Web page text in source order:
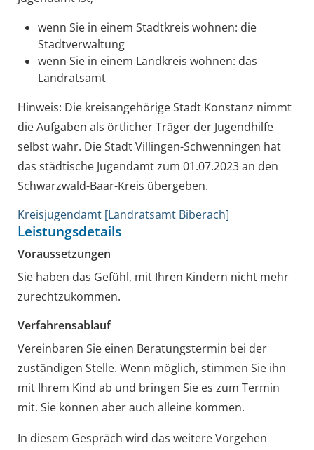
wenn Sie in einem Stadtkreis wohnen: die
Stadtverwaltung
wenn Sie in einem Landkreis wohnen: das
Landratsamt
Hinweis: Die kreisangehörige Stadt Konstanz nimmt
die Aufgaben als örtlicher Träger der Jugendhilfe
selbst wahr. Die Stadt Villingen-Schwenningen hat
das städtische Jugendamt zum 01.07.2023 an den
Schwarzwald-Baar-Kreis übergeben.
Kreisjugendamt [Landratsamt Biberach]
Leistungsdetails
Voraussetzungen
Sie haben das Gefühl, mit Ihren Kindern nicht mehr
zurechtzukommen.
Verfahrensablauf
Vereinbaren Sie einen Beratungstermin bei der
zuständigen Stelle. Wenn möglich, stimmen Sie ihn
mit Ihrem Kind ab und bringen Sie es zum Termin
mit. Sie können aber auch alleine kommen.
In diesem Gespräch wird das weitere Vorgehen